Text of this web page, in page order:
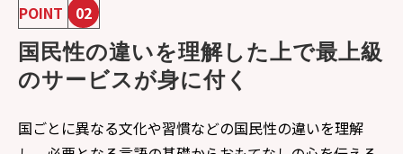
POINT
02
国民性の違いを理解した上で最上級
のサービスが身に付く
国ごとに異なる文化や習慣などの国民性の違いを理解